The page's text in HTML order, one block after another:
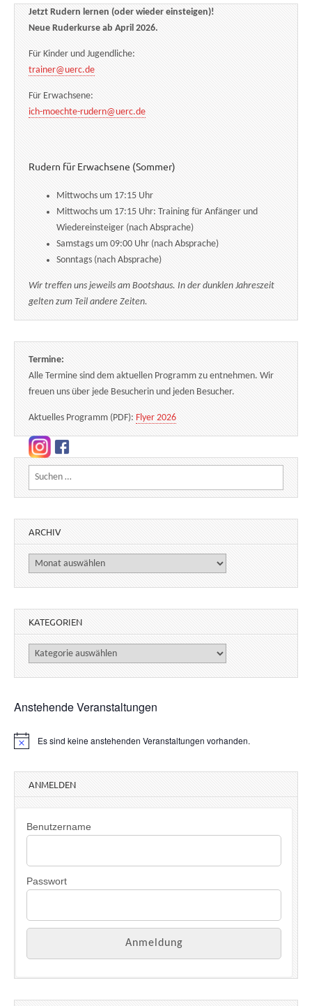
Jetzt Rudern lernen (oder wieder einsteigen)!
Neue Ruderkurse ab April 2026.
Für Kinder und Jugendliche:
trainer@uerc.de
Für Erwachsene:
ich-moechte-rudern@uerc.de
Rudern für Erwachsene (Sommer)
Mittwochs um 17:15 Uhr
Mittwochs um 17:15 Uhr: Training für Anfänger und
Wiedereinsteiger (nach Absprache)
Samstags um 09:00 Uhr (nach Absprache)
Sonntags (nach Absprache)
Wir treffen uns jeweils am Bootshaus. In der dunklen Jahreszeit
gelten zum Teil andere Zeiten.
Termine:
Alle Termine sind dem aktuellen Programm zu entnehmen. Wir
freuen uns über jede Besucherin und jeden Besucher.
Aktuelles Programm (PDF): Flyer 2026
Suchen nach:
ARCHIV
Archiv
KATEGORIEN
Kategorien
Anstehende Veranstaltungen
H
i
Es sind keine anstehenden Veranstaltungen vorhanden.
ANMELDEN
Benutzername
Passwort